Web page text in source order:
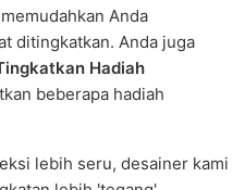
Anda
ditingkatkan. Anda juga
Hadiah
beberapa hadiah
lebih seru, desainer kami